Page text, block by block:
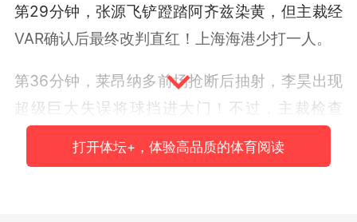
第29分钟，张源飞铲蹬踏阿齐兹染黄，但主裁经
VAR确认后最终改判直红！上海海港少打一人。
第36分钟，莱昂纳多前场抢断后抽射，李昊出现
超级巨大失误将球挡进大门！不过，主裁检查
VAR后，最终判定莱昂纳多手球在先进球无效。
打开体坛+，体验高品质的体育阅读